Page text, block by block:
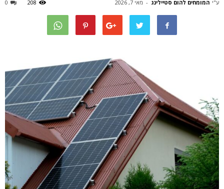
ע"י המומחים להום סטיילינג - מאי 7, 2026 0 208